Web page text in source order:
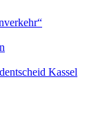
Kassel